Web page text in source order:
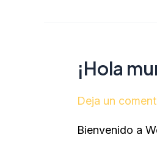
¡Hola
Deja un
Bienvenido a